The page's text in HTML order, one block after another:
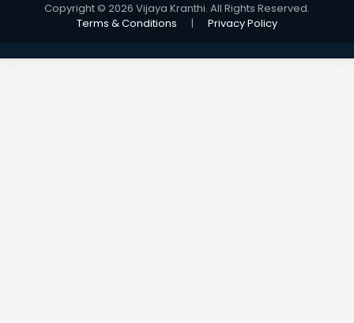
Copyright © 2026 Vijaya Kranthi. All Rights Reserved.
Terms & Conditions
| Privacy Policy